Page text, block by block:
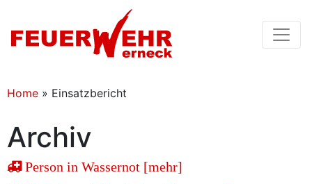
Home » Einsatzbericht
Archiv
Person in Wassernot [mehr]